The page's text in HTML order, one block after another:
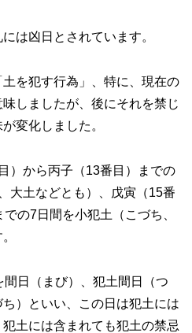
は凶日とされています。
を犯す行為」、特に、現在の
しましたが、後にそれを禁じ
変化しました。
）から丙子（13番目）までの
大土などとも）、戊寅（15番
の7日間を小犯土（こづち、
日（まび）、犯土間日（つ
）といい、この日は犯土には
土には含まれても犯土の禁忌